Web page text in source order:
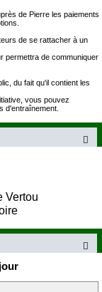
de Pierre les paiements
de se rattacher à un
permettra de communiquer
du fait qu'il contient les
vous pouvez
d'entraînement.

